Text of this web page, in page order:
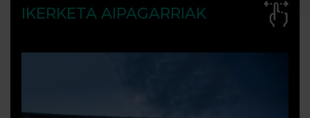
IKERKETA AIPAGARRIAK